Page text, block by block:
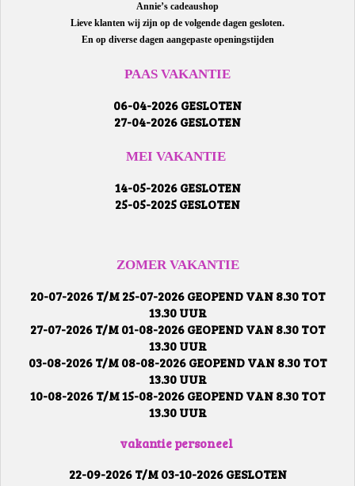
Annie’s cadeaushop
Lieve klanten wij zijn op de volgende dagen gesloten.
En op diverse dagen aangepaste openingstijden
PAAS VAKANTIE
06-04-2026 GESLOTEN
27-04-2026 GESLOTEN
MEI VAKANTIE
14-05-2026 GESLOTEN
25-05-2025 GESLOTEN
ZOMER VAKANTIE
20-07-2026 T/M 25-07-2026 GEOPEND VAN 8.30 TOT
13.30 UUR
27-07-2026 T/M 01-08-2026 GEOPEND VAN 8.30 TOT
13.30 UUR
03-08-2026 T/M 08-08-2026 GEOPEND VAN 8.30 TOT
13.30 UUR
10-08-2026 T/M 15-08-2026 GEOPEND VAN 8.30 TOT
13.30 UUR
vakantie personeel
22-09-2026 T/M 03-10-2026 GESLOTEN